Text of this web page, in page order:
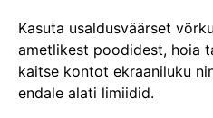
Kasuta usaldusväärset
ametlikest poodidest, hoia
kaitse kontot ekraaniluku
endale alati limiidid.